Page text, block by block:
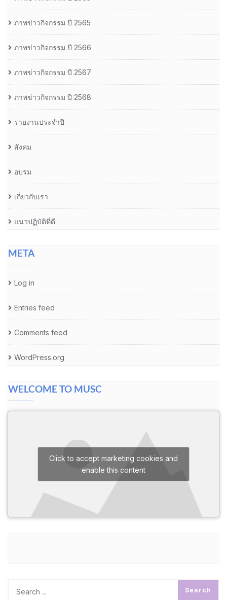
ภาพข่าวกิจกรรม ปี 2565
ภาพข่าวกิจกรรม ปี 2566
ภาพข่าวกิจกรรม ปี 2567
ภาพข่าวกิจกรรม ปี 2568
รายงานประจำปี
สังคม
อบรม
เกี่ยวกับเรา
แนวปฏิบัติที่ดี
META
Log in
Entries feed
Comments feed
WordPress.org
WELCOME TO MUSC
Click to accept marketing cookies and
enable this content